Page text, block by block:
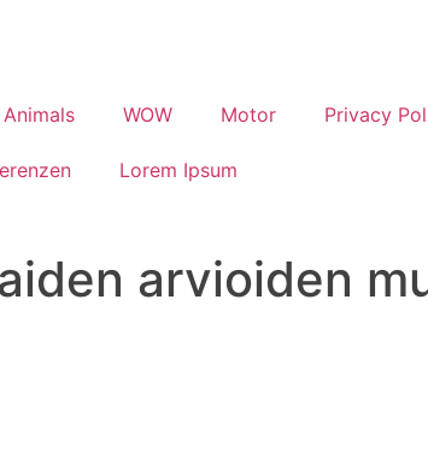
Animals WOW Motor Privacy
Lorem Ipsum
arvioiden